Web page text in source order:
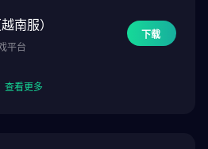
南服）
平台
下载
查看更多